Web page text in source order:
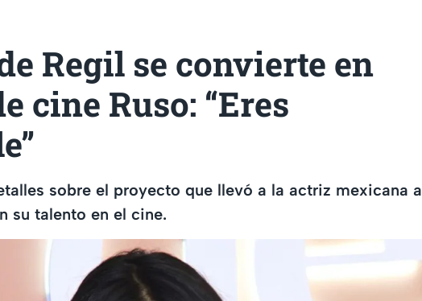
Regil se convierte en
cine Ruso: “Eres
sobre el proyecto que llevó a la actriz mexicana a
su talento en el cine.